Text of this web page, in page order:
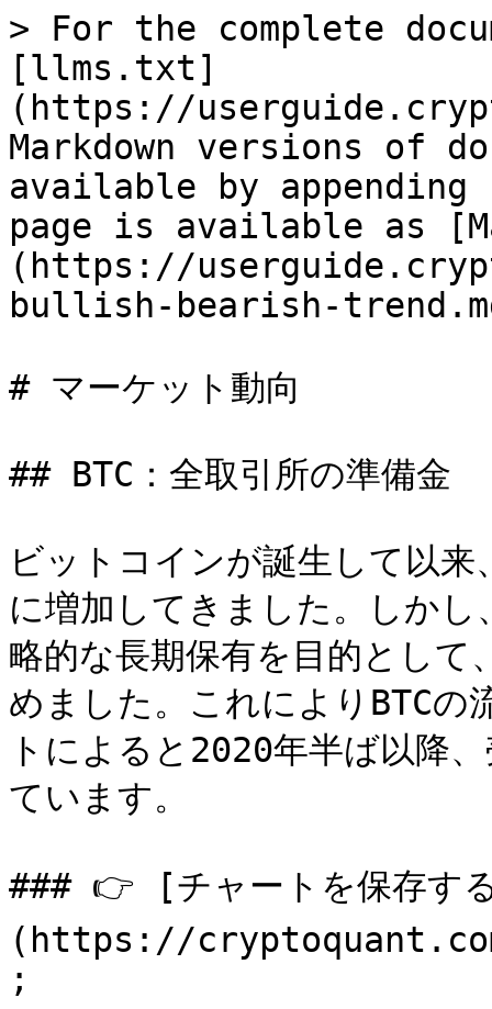
> For the complete
[llms.txt]
(https://
Markdown versions of
available by
page is available as
(https://
bullish-bearish-
# マーケット動向
## BTC：全取引所の準備金
ビットコインが誕生して以来
に増加してきました。しか
略的な長期保有を目的として
めました。これによりBTCの
トによると2020年半ば以降
ています。
### 👉 [チャートを保存す
(https://
;